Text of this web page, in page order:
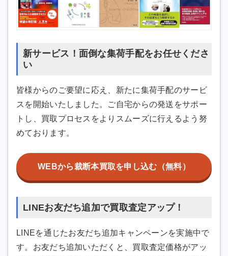
新サービス！面倒な集荷手配をお任せくださ
い
皆様からのご要望に応え、新たに集荷手配のサービ
スを開始いたしました。ご自宅からの発送をサポー
トし、買取プロセスをよりスムーズに行えるよう努
めております。
WEBから裁断本買取を申し込む（無料）
LINEお友だち追加で買取査定アップ！
LINEを通じたお友だち追加キャンペーンを実施中で
す。お友だち追加いただくと、買取査定価格がアッ